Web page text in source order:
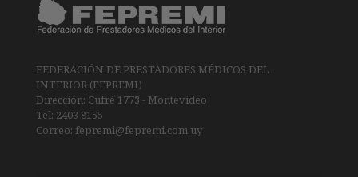
FEDERACIÓN DE PRESTADORES MÉDICOS DEL
INTERIOR (FEPREMI)
Dirección: Cufré 1773 - Montevideo
Tel: 2403 8155
Correo: fepremi@fepremi.com.uy